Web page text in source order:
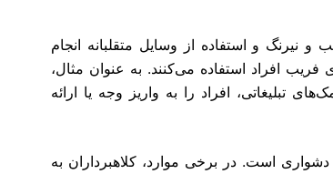
نیرنگ و استفاده از وسایل متقلبانه انجام
افراد استفاده می‌کنند. به عنوان مثال،
تبلیغاتی، افراد را به واریز وجه یا ارائه
است. در برخی موارد، کلاهبرداران به